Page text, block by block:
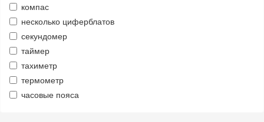
компас
несколько циферблатов
секундомер
таймер
тахиметр
термометр
часовые пояса